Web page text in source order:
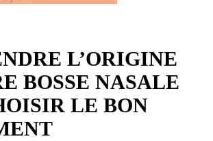
L’ORIGINE
BOSSE NASALE
LE BON